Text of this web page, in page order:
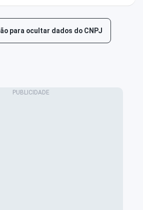
para ocultar dados do CNPJ